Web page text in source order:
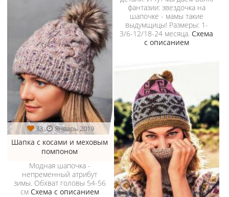
фантазии: звездочка на
шапочке - мамы такие
выдумщицы! Размеры: 1-
3/6-12/18-24 месяца. Схема
с описанием
33 Январь 2019
Шапка с косами и меховым
помпоном
Модная шапочка -
непременный атрибут
зимы. Обхват головы 54-56
см Схема с описанием